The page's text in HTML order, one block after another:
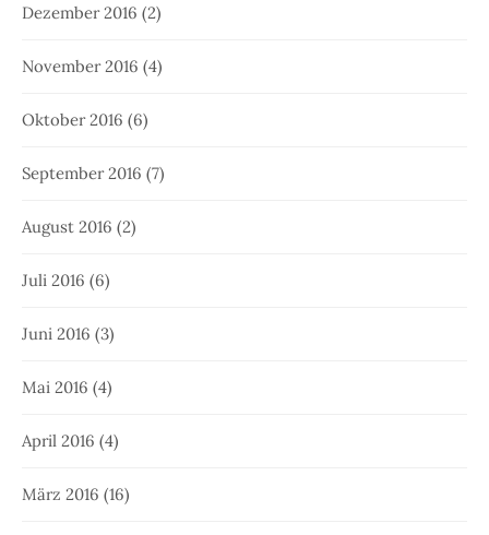
Dezember 2016 (2)
November 2016 (4)
Oktober 2016 (6)
September 2016 (7)
August 2016 (2)
Juli 2016 (6)
Juni 2016 (3)
Mai 2016 (4)
April 2016 (4)
März 2016 (16)